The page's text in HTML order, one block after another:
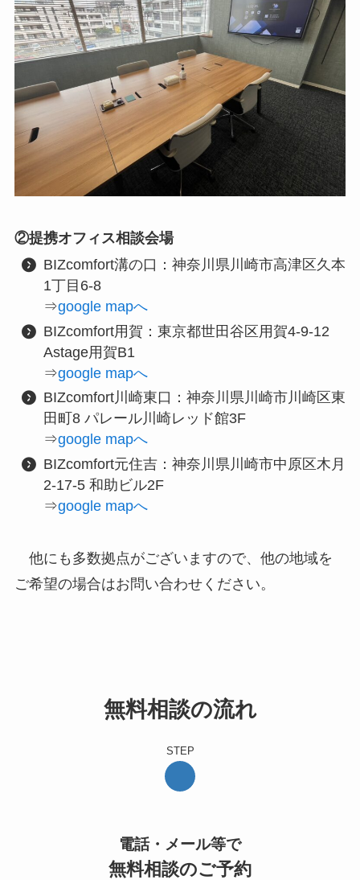
②提携オフィス相談会場
BIZcomfort溝の口：神奈川県川崎市高津区久本
1丁目6-8
⇒google mapへ
BIZcomfort用賀：東京都世田谷区用賀4-9-12
Astage用賀B1
⇒google mapへ
BIZcomfort川崎東口：神奈川県川崎市川崎区東
田町8 パレール川崎レッド館3F
⇒google mapへ
BIZcomfort元住吉：神奈川県川崎市中原区木月
2-17-5 和助ビル2F
⇒google mapへ
他にも多数拠点がございますので、他の地域を
ご希望の場合はお問い合わせください。
無料相談の流れ
STEP
電話・メール等で
無料相談のご予約